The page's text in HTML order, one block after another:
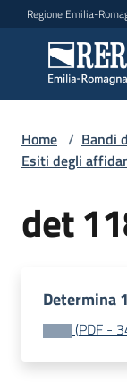
Vai al contenuto
Vai alla navigazione
Vai al footer
Regione Emilia-
Sottosezioni
Accesso
Home / Bandi
Esiti degli
det
Determina
(PDF -